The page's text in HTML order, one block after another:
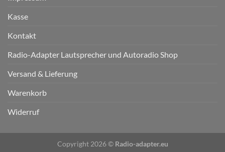
Kasse
Kontakt
Radio-Adapter Lautsprecher und Autoradio Shop
Versand & Lieferung
Warenkorb
Widerruf
Copyright 2026 © Radio-adapter.eu